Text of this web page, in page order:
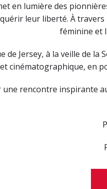
en lumière des
leur liberté. À travers
féminine et
de Jersey, à la veille de
cinématographique, en
rencontre inspirante